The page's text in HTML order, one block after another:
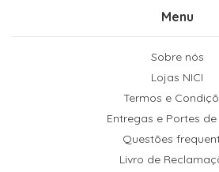
Menu
Sobre nós
Lojas NICI
Termos e
Entregas e Portes de
Questões
Livro de